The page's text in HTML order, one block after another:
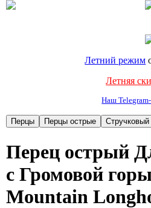
Летний режим
Летняя
Наш Telegram-
Перец острый
с Громовой
Mountain